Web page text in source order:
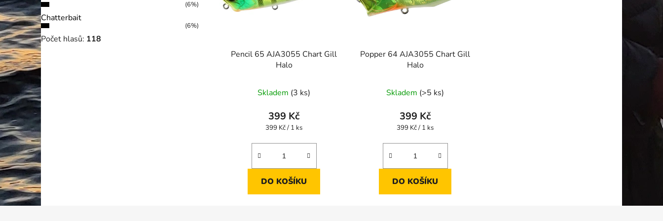
(6%)
Chatterbait
(6%)
Počet hlasů: 118
Pencil 65 AJA3055 Chart Gill
Halo
Skladem (3 ks)
399 Kč
Měrná
399 Kč / 1 ks
DO KOŠÍKU
Popper 64 AJA3055 Chart Gill
Halo
Skladem (>5 ks)
399 Kč
Měrná
399 Kč / 1 ks
DO KOŠÍKU